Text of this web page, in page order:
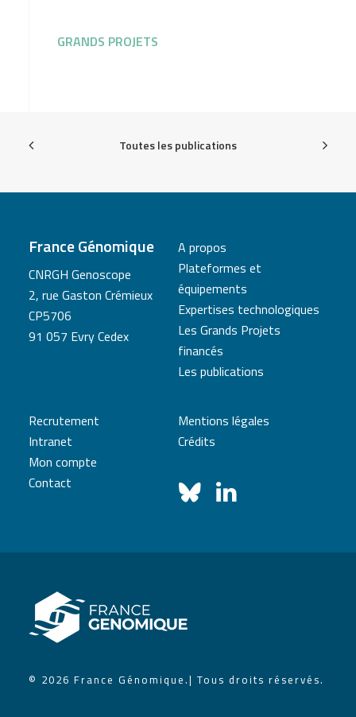
GRANDS PROJETS
Toutes les publications
France Génomique
CNRGH Genoscope
2, rue Gaston Crémieux
CP5706
91 057 Evry Cedex
A propos
Plateformes et
équipements
Expertises technologiques
Les Grands Projets
financés
Les publications
Recrutement
Intranet
Mon compte
Contact
Mentions légales
Crédits
© 2026 France Génomique.| Tous droits réservés.